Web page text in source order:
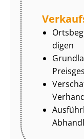
di­gen